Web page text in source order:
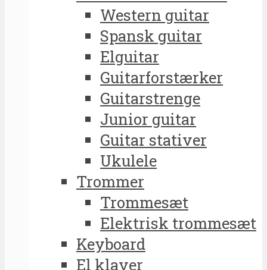
Western guitar
Spansk guitar
Elguitar
Guitarforstærker
Guitarstrenge
Junior guitar
Guitar stativer
Ukulele
Trommer
Trommesæt
Elektrisk trommesæt
Keyboard
El klaver